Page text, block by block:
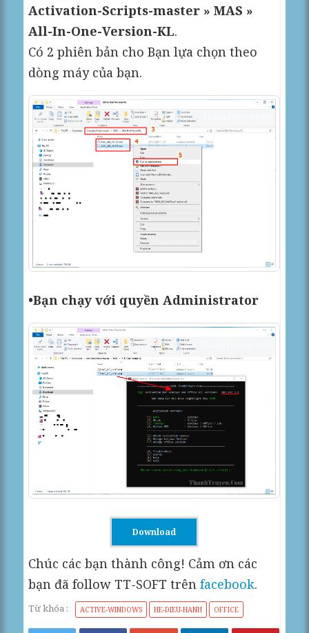
Activation-Scripts-master » MAS »
All-In-One-Version-KL.
Có 2 phiên bản cho Bạn lựa chọn theo
dòng máy của bạn.
•Bạn chạy với quyền Administrator
Download
Chúc các bạn thành công! Cảm ơn các
bạn đã follow TT-SOFT trênfacebook.
Từ khóa : ACTIVE-WINDOWS HE-DIEU-HANH OFFICE